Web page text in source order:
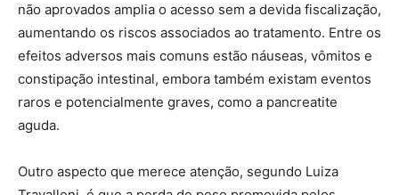
não aprovados amplia o acesso sem a devida fiscalização,
aumentando os riscos associados ao tratamento. Entre os
efeitos adversos mais comuns estão náuseas, vômitos e
constipação intestinal, embora também existam eventos
raros e potencialmente graves, como a pancreatite
aguda.
Outro aspecto que merece atenção, segundo Luiza